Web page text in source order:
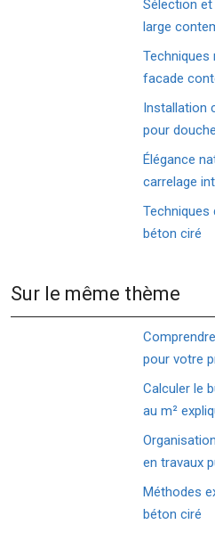
Sélection
large
Techniques
facade
Installation
pour douche
Élégance
carrelage
Techniques
béton ciré
Sur le même thème
pour votre
Calculer le
au m²
en travaux
Méthodes
béton ciré